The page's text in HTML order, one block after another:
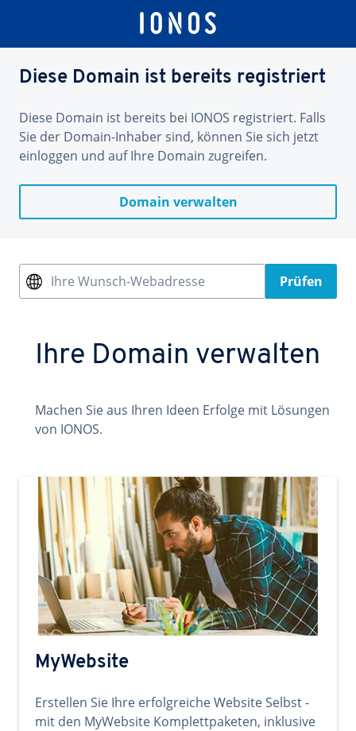
Diese Domain ist bereits registriert
Diese Domain ist bereits bei IONOS registriert. Falls
Sie der Domain-Inhaber sind, können Sie sich jetzt
einloggen und auf Ihre Domain zugreifen.
Domain verwalten
Ihre Wunsch-Webadresse Prüfen
Ihre Domain verwalten
Machen Sie aus Ihren Ideen Erfolge mit Lösungen
von IONOS.
MyWebsite
Erstellen Sie Ihre erfolgreiche Website Selbst -
mit den MyWebsite Komplettpaketen, inklusive